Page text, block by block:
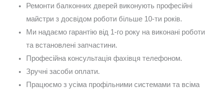
Ремонти балконних дверей виконують професійні
майстри з досвідом роботи більше 10-ти років.
Ми надаємо гарантію від 1-го року на виконані роботи
та встановлені запчастини.
Професійна консультація фахівця телефоном.
Зручні засоби оплати.
Працюємо з усіма профільними системами та всіма